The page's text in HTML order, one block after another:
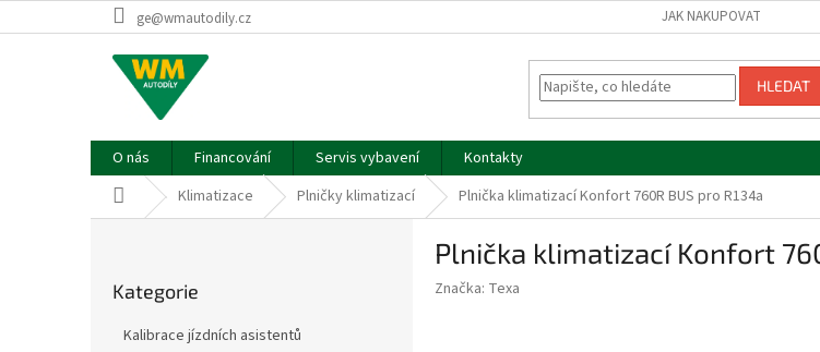
na
ge@wmautodily.cz JAK NAKUPOVAT
HLEDAT
O nás Financování Servis vybavení
Kontakty
Domů Klimatizace Plničky klimatizací Plnička klimatizací Konfort 760R BUS pro R134a
kategorie
Kategorie
Kalibrace jízdních asistentů
Plnička klimatizací Konfort
Značka: Texa